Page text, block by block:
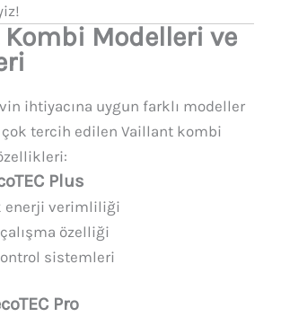
Modelleri ve
ihtiyacına uygun farklı modeller
çok tercih edilen Vaillant kombi
Plus
enerji verimliliği
özelliği
sistemleri
Pro